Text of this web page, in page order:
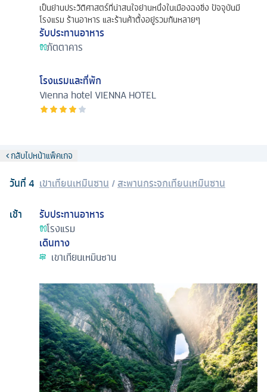
เป็นย่านประวัติศาสตร์ที่น่าสนใจย่านหนึ่งในเมืองฉงชิ่ง ปัจจุบันมี
โรงแรม ร้านอาหาร และร้านค้าตั้งอยู่รวมกันหลายๆ
รับประทานอาหาร
ภัตตาคาร
โรงแรมและที่พัก
Vienna hotel VIENNA HOTEL
กลับไปหน้าแพ็คเกจ
วันที่4 เขาเทียนเหมินซาน /สะพานกระจกเทียนเหมินซาน
เช้า
รับประทานอาหาร
โรงแรม
เดินทาง
เขาเทียนเหมินซาน